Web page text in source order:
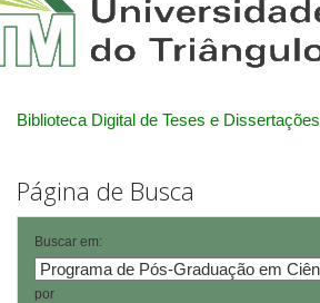
Biblioteca Digital de Teses e Dissertações
Página de Busca
Buscar em:
por